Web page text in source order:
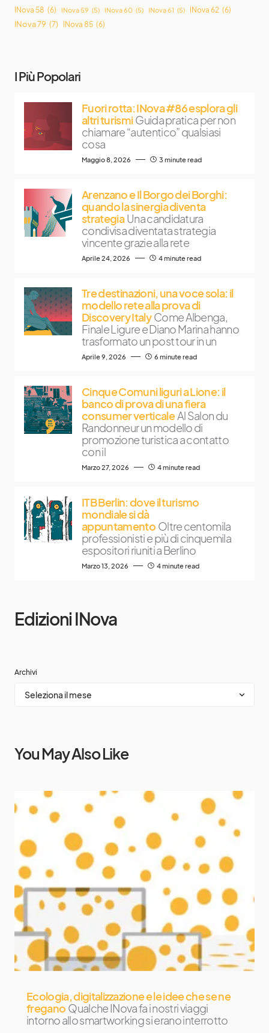
INova 58 (6) INova 59 (5) INova 60 (5) INova 61 (5) INova 62 (6)
INova 79 (7) INova 85 (6)
I Più Popolari
Fuori rotta: INova #86 esplora gli
altri turismi Guida pratica per non
chiamare “autentico” qualsiasi
cosa
Maggio 8, 2026 3 minute read
Arenzano e Il Borgo dei Borghi:
quando la sinergia diventa
strategia Una candidatura
condivisa diventata strategia
vincente grazie alla rete
Aprile 24, 2026 4 minute read
Tre destinazioni, una voce sola: il
modello rete alla prova di
Discovery Italy Come Albenga,
Finale Ligure e Diano Marina hanno
trasformato un post tour in un
Aprile 9, 2026 6 minute read
Cinque Comuni liguri a Lione: il
banco di prova di una fiera
consumer verticale Al Salon du
Randonneur un modello di
promozione turistica a contatto
con il
Marzo 27, 2026 4 minute read
ITB Berlin: dove il turismo
mondiale si dà
appuntamento Oltre centomila
professionisti e più di cinquemila
espositori riuniti a Berlino
Marzo 13, 2026 4 minute read
Edizioni INova
Archivi
You May Also Like
Ecologia, digitalizzazione e le idee che se ne
fregano Qualche INova fa i nostri viaggi
intorno allo smartworking si erano interrotto